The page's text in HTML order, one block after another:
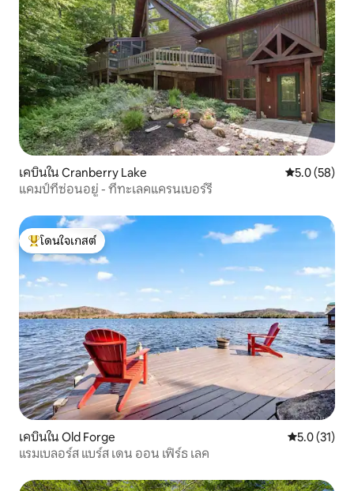
เคบินใน Cranberry Lake คะแนนเฉลี่ย
5.0 (58)
แคมป์ที่ซ่อนอยู่ - ที่ทะเลคแครนเบอร์รี่
โดนใจเกสต์ที่สุด
โดนใจเกสต์
เคบินใน Old Forge คะแนนเฉลี่ย
5.0 (31)
แรมเบลอร์ส แบร์ส เดน ออน เฟิร์ธ เลค